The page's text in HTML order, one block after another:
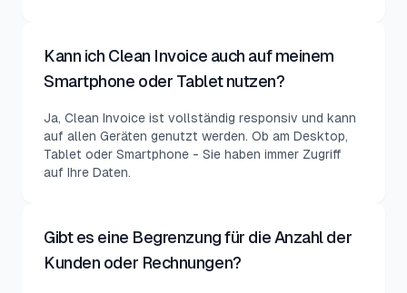
Kann ich Clean Invoice auch auf meinem
Smartphone oder Tablet nutzen?
Ja, Clean Invoice ist vollständig responsiv und kann
auf allen Geräten genutzt werden. Ob am Desktop,
Tablet oder Smartphone - Sie haben immer Zugriff
auf Ihre Daten.
Gibt es eine Begrenzung für die Anzahl der
Kunden oder Rechnungen?